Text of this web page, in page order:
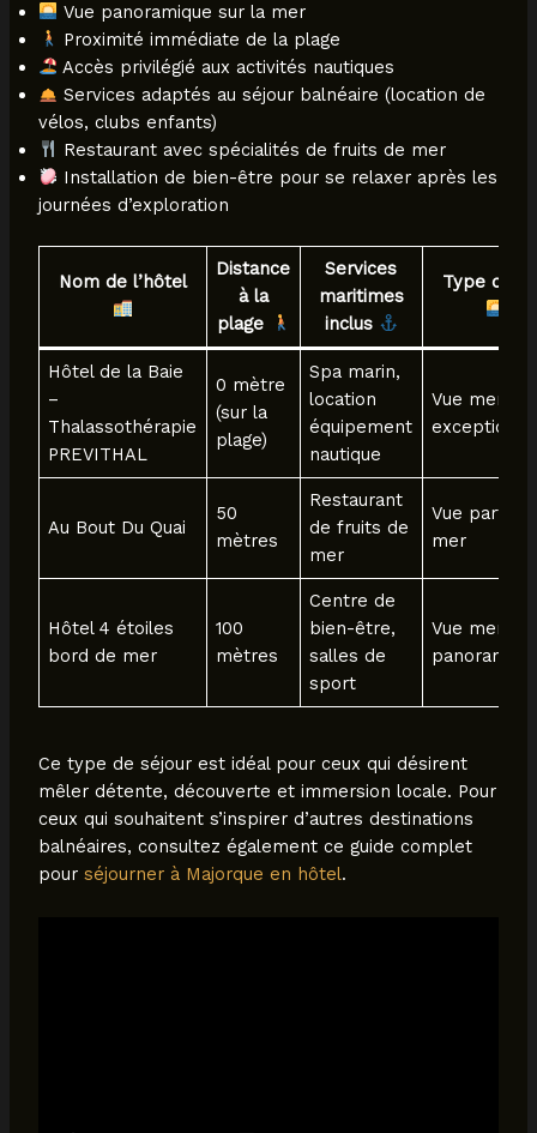
Vue panoramique sur la mer
Proximité immédiate de la plage
Accès privilégié aux activités nautiques
Services adaptés au séjour balnéaire (location de
vélos, clubs enfants)
Restaurant avec spécialités de fruits de mer
Installation de bien-être pour se relaxer après les
journées d’exploration
Nom de l’hôtel
Distance
à la
plage
Services
maritimes
inclus
Type de
Hôtel de la Baie
–
Thalassothérapie
PREVITHAL
0 mètre
(sur la
plage)
Spa marin,
location
équipement
nautique
Vue mer
Au Bout Du Quai
50
mètres
Restaurant
de fruits de
mer
Vue
mer
Hôtel 4 étoiles
bord de mer
100
mètres
Centre de
bien-être,
salles de
sport
Vue mer
Ce type de séjour est idéal pour ceux qui désirent
mêler détente, découverte et immersion locale. Pour
ceux qui souhaitent s’inspirer d’autres destinations
balnéaires, consultez également ce guide complet
pour séjourner à Majorque en hôtel.